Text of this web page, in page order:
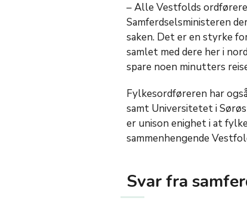
– Alle Vestfolds
Samferdselsministeren
saken. Det er en styrke
samlet med dere her i
spare noen minutters
Fylkesordføreren har
samt Universitetet i
er unison enighet i at
sammenhengende
Svar fra